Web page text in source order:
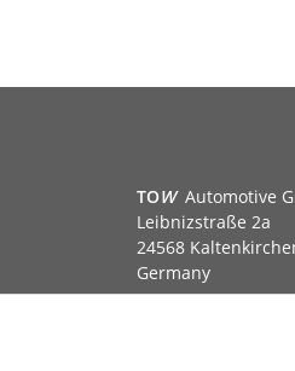
TOW Automotive
Leibnizstraße 2a
24568
Germany